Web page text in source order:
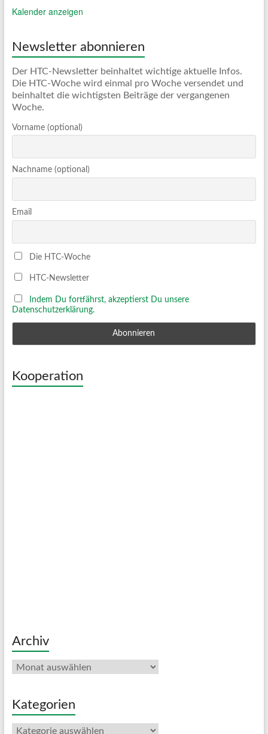
Kalender anzeigen
Newsletter abonnieren
Der HTC-Newsletter beinhaltet wichtige aktuelle Infos.
Die HTC-Woche wird einmal pro Woche versendet und
beinhaltet die wichtigsten Beiträge der vergangenen
Woche.
Vorname (optional)
Nachname (optional)
Email
Die HTC-Woche
HTC-Newsletter
Indem Du fortfährst, akzeptierst Du unsere
Datenschutzerklärung.
Kooperation
Archiv
Archiv
Kategorien
Kategorien